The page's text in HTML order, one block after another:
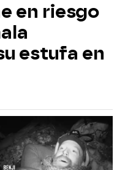
en riesgo
estufa en